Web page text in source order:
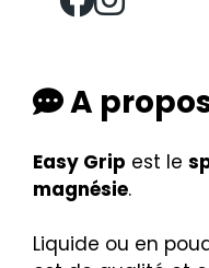
A
Easy Grip est le
magnésie.
Liquide ou en